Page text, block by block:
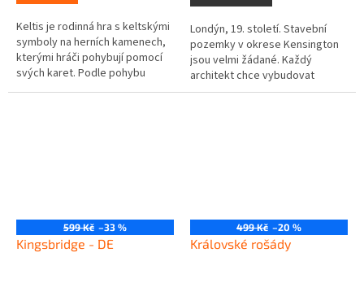
Keltis je rodinná hra s keltskými
symboly na herních kamenech,
kterými hráči pohybují pomocí
svých karet. Podle pohybu
kamenů se hráčům připočítávají
Londýn, 19. století. Stavební
pozemky v okrese Kensington
jsou velmi žádané. Každý
architekt chce vybudovat
nejimpozantnější,
599 Kč –33 %
Kingsbridge - DE
499 Kč –20 %
Královské rošády